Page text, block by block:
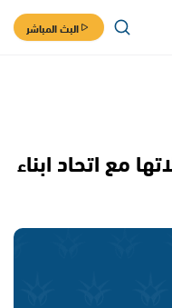
البث المباشر
مع اتحاد ابناء